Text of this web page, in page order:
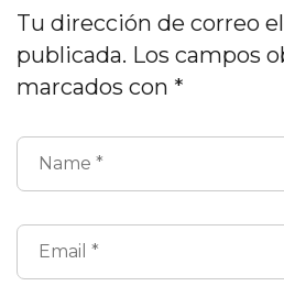
Tu dirección de correo
publicada. Los campos
marcados con *